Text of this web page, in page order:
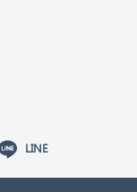
LINE